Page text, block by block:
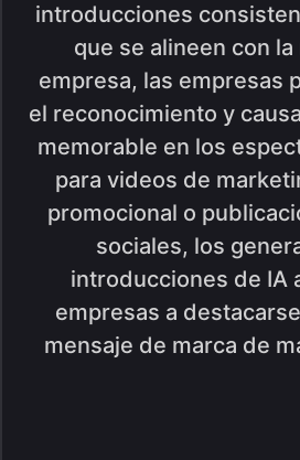
introducciones
que se alineen con la
empresa, las empresas
el reconocimiento y
memorable en los
para videos de
promocional o
sociales, los
introducciones de IA
empresas a
mensaje de marca de